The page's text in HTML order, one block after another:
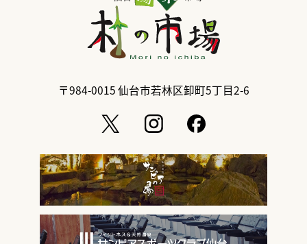
〒984-0015仙台市若林区卸町5丁目2-6